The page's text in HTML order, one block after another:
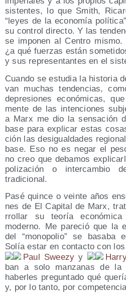
sis­ten­tes, lo que Smith,
“leyes de la eco­no­mía
su con­trol direc­to. Y las
se impo­nen al Cen­tro
¿a qué fuer­zas están
y sus repre­sen­tan­tes en el
Cuan­do se estu­dia la his­to­ria
van muchas ten­den­cias,
depre­sio­nes eco­nó­mi­cas,
men­te de las inten­cio­nes
a Marx me dio la sen­sa­ción
base para expli­car estas
ción las des­igual­da­des
base. Eso no es negar el
no creo que deba­mos
po­li­za­ción o inter­cam­bio
tradicional.
Pasé quin­ce o vein­te años
nes de El Capi­tal de Marx,
rro­llar su teo­ría
moderno. Me pare­ció que la
del “mono­po­lio” se basa­ba
Solía estar en con­tac­to con
Paul Sweezy y
ban a solo man­za­nas de la
haber­les pre­gun­ta­do qué
y, por lo tan­to, por